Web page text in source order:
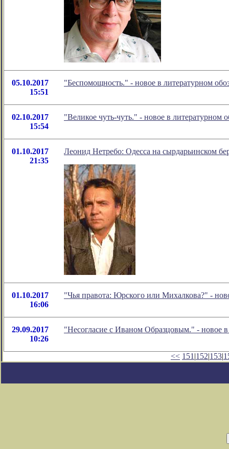
05.10.2017
15:51
"Беспомощность." - новое в литературном
02.10.2017
15:54
"Великое чуть-чуть." - новое в
01.10.2017
21:35
Леонид Нетребо: Одесса на сырдарьинском
01.10.2017
16:06
"Чья правота: Юрского или Михалкова?" -
29.09.2017
10:26
"Несогласие с Иваном Образцовым." - новое
<< 151 |152|153|